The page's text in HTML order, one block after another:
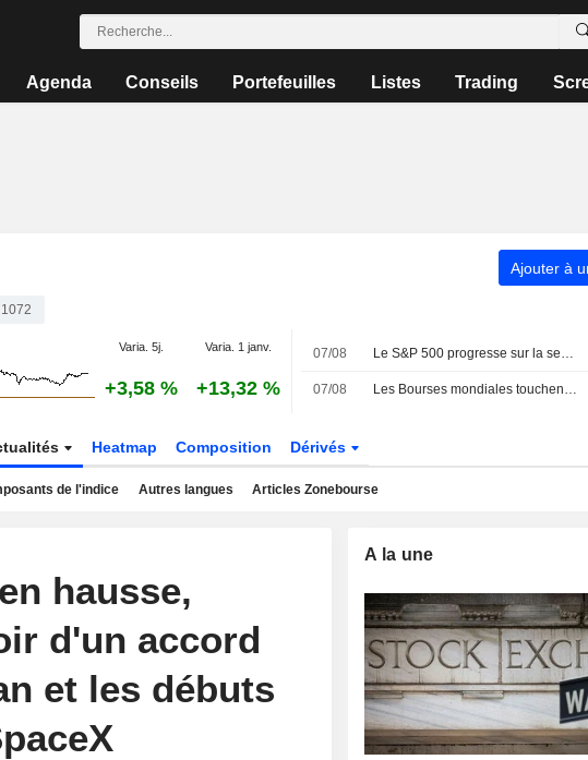
Agenda Conseils Portefeuilles Listes Trading
Ajouter à
Varia. 5j. Varia. 1 janv.
+3,58 % +13,32 %
07/08 Le S&P 500 progresse sur la semaine, porté par l'envolée des géants de la technologie
07/08 Les Bourses mondiales touchent des sommets après l'emploi américain
Heatmap Composition Dérivés
de l'indice Autres langues Articles Zonebourse
hausse,
d'un accord
et les débuts
A la une